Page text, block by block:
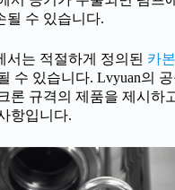
될 수 있습니다.
서는 적절하게 정의된 카
수 있습니다. Lvyuan의
론 규격의 제품을 제시
항입니다.